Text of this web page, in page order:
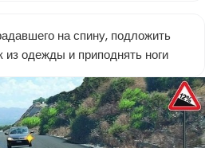
на спину, подложить
одежды и приподнять ноги